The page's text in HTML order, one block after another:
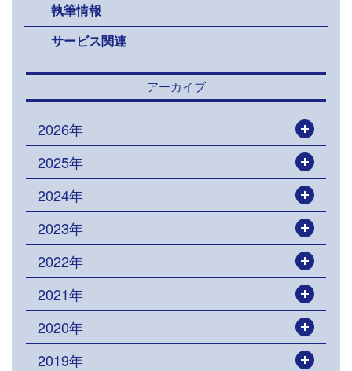
執筆情報
サービス関連
アーカイブ
2026年
2025年
2024年
2023年
2022年
2021年
2020年
2019年